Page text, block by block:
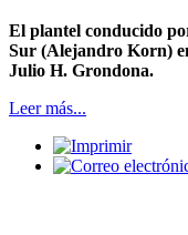
El plantel conducido
Sur (Alejandro Korn)
Julio H. Grondona.
Leer más...